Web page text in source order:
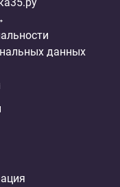
данных